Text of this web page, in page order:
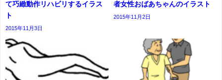
て巧緻動作リハビリするイラス
ト
2015年11月3日
者女性おばあちゃんのイラスト
2015年11月2日